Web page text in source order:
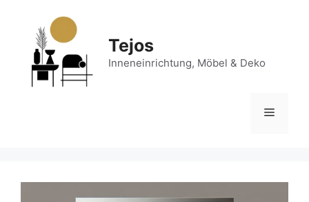
springen
Tejos
Inneneinrichtung, Möbel & Deko
Menü